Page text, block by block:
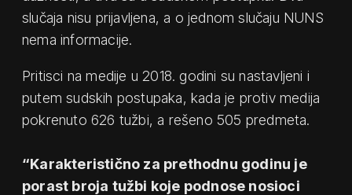
slučaja nisu prijavljena, a o jednom slučaju NUNS
nema informacije.
Pritisci na medije u 2018. godini su nastavljeni i
putem sudskih postupaka, kada je protiv medija
pokrenuto 626 tužbi, a rešeno 505 predmeta.
“Karakteristično za prethodnu godinu je
porast broja tužbi koje podnose nosioci